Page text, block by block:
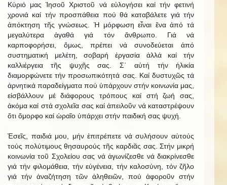
Κύριό μας Ἰησοῦ Χριστοῦ νά εὐλογήσει καί τήν φετινή
χρονιά καί τήν προσπάθεια πού θά καταβάλετε γιά τήν
ἀπόκτηση τῆς γνώσεως. Ἡ μόρφωση εἶναι ἕνα ἀπό τά
μεγαλύτερα ἀγαθά γιά τόν ἄνθρωπο. Γιά νά
καρποφορήσει, ὅμως, πρέπει νά συνοδεύεται ἀπό
συστηματική μελέτη, σοβαρή ἐργασία ἀλλά καί τήν
καλλιέργεια τῆς ψυχῆς σας. Σ΄ αὐτή τήν ἡλικία
διαμορφώνετε τήν προσωπικότητά σας. Καί δυστυχῶς τά
ἀρνητικά παραδείγματα πού ὑπάρχουν στήν κοινωνία μας,
εἰσβάλλουν μέ διάφορους τρόπους καί στή ζωή σας,
ἀκόμα καί στά σχολεῖα σας καί ἀπειλοῦν νά καταστρέψουν
ὅτι ὄμορφο καί ὡραῖο ὑπάρχει στήν παιδική σας ψυχή.
Ἐσεῖς, παιδιά μου, μήν ἐπιτρέπετε νά συλήσουν αὐτούς
τούς πολύτιμους θησαυρούς τῆς καρδιᾶς σας. Στήν μικρή
κοινωνία τοῦ Σχολείου σας νά ἀγωνίζεσθε νά διακρίνεσθε
γιά τήν φιλομάθεια, τήν εὐγένεια, τήν καλοσύνη, τόν ζῆλο
γιά τήν ἀναζήτηση τῶν ἀληθειῶν, πού ἀφοροῦν στήν